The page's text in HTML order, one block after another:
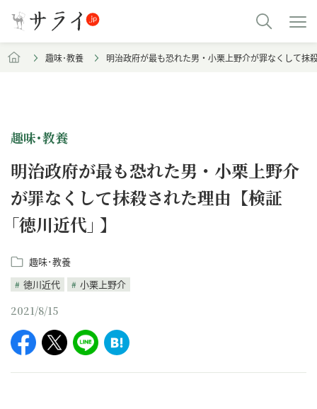
趣味･教養 明治政府が最も恐れた男・小栗上野介が罪なくして抹
趣味･教養
明治政府が最も恐れた男・小栗上野介
が罪なくして抹殺された理由【検証
｢徳川近代｣ 】
趣味･教養
徳川近代
小栗上野介
2021/8/15